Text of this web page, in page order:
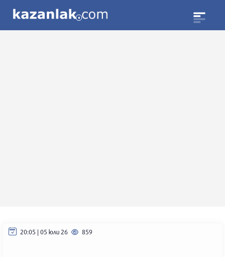
20:05 | 05 юли 26 859